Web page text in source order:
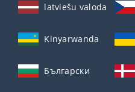
latviešu valoda
Kinyarwanda
Български